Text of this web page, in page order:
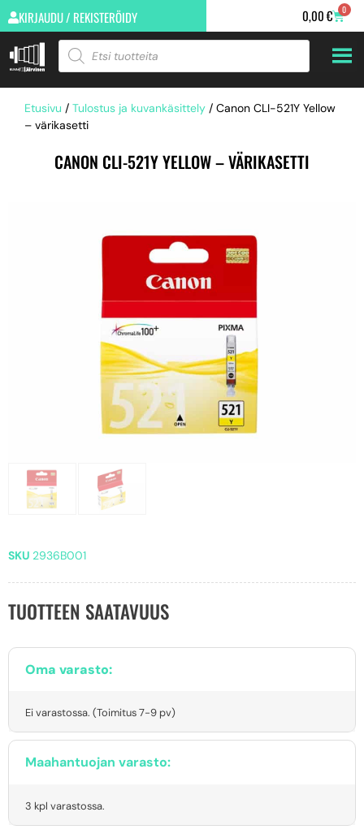
KIRJAUDU / REKISTERÖIDY 0,00€ 0
Etusivu / Tulostus ja kuvankäsittely / Canon CLI-521Y Yellow
– värikasetti
CANON CLI-521Y YELLOW – VÄRIKASETTI
SKU 2936B001
TUOTTEEN SAATAVUUS
Oma varasto:
Ei varastossa. (Toimitus 7-9 pv)
Maahantuojan varasto:
3 kpl varastossa.